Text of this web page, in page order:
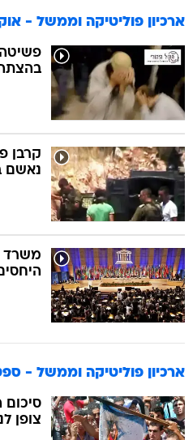
ארכיון פוליטיקה וממשל -
בהצתה
קרבן
נאשם
משרד
ארכיון פוליטיקה וממשל -
סיכום
צופן